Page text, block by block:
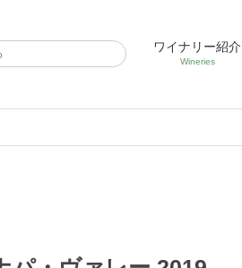
ワイナリー紹介
Wineries